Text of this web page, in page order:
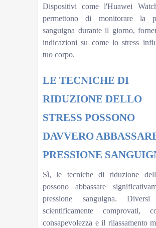
Dispositivi come l'Huawei
permettono di monitorare la
sanguigna durante il giorno,
indicazioni su come lo stress
tuo corpo.
LE TECNICHE DI
RIDUZIONE DELLO
STRESS POSSONO
DAVVERO
PRESSIONE
Sì, le tecniche di riduzione
possono abbassare
pressione sanguigna. Diversi
scientificamente comprovati,
consapevolezza e il rilassamento